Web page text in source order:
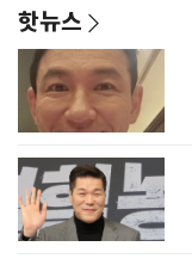
핫뉴스